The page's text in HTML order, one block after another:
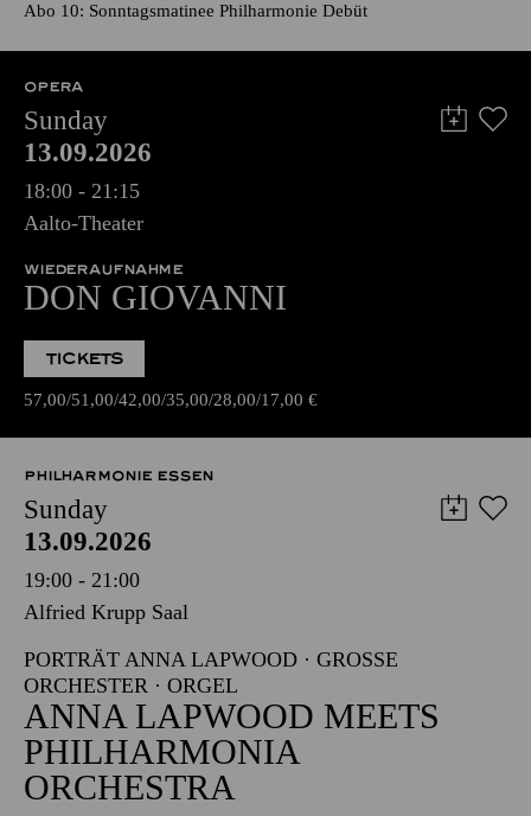
Abo 10: Sonntagsmatinee Philharmonie Debüt
OPERA
Sunday
13.09.2026
18:00 - 21:15
Aalto-Theater
WIEDERAUFNAHME
DON GIOVANNI
TICKETS
57,00 51,00 42,00 35,00 28,00 17,00 €
PHILHARMONIE ESSEN
Sunday
13.09.2026
19:00 - 21:00
Alfried Krupp Saal
PORTRÄT ANNA LAPWOOD · GROSSE O
RCHESTER · ORGEL
ANNA LAPWOOD MEETS
PHILHARMONIA
ORCHESTRA